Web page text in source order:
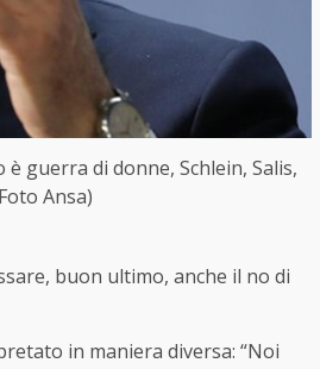
guerra di donne, Schlein, Salis,
Ansa)
buon ultimo, anche il no di
in maniera diversa: “Noi